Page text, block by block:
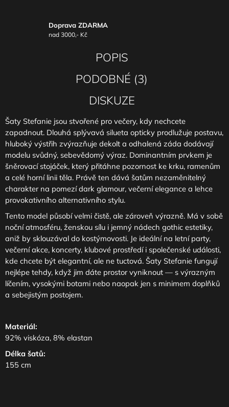
Doprava ZDARMA
nad 3000,- Kč
POPIS
PODOBNÉ (3)
DISKUZE
Šaty Stefanie jsou stvořené pro večery, kdy nechcete
zapadnout. Dlouhá splývavá silueta opticky prodlužuje postavu,
hluboký výstřih zvýrazňuje dekolt a odhalená záda dodávají
modelu svůdný, sebevědomý výraz. Dominantním prvkem je
šněrovací stojáček, který přitáhne pozornost ke krku, ramenům
a celé horní linii těla. Právě ten dává šatům nezaměnitelný
charakter na pomezí dark glamour, večerní elegance a lehce
provokativního alternativního stylu.
Tento model působí velmi čistě, ale zároveň výrazně. Má v sobě
noční atmosféru, ženskou sílu i jemný nádech gothic estetiky,
aniž by sklouzával do kostýmovosti. Je ideální na letní party,
večerní akce, koncerty, klubové prostředí i společenské události,
kde chcete být elegantní, ale ne tuctová. Šaty Stefanie fungují
nejlépe tehdy, když jim dáte prostor vyniknout — s výrazným
líčením, vysokými botami nebo naopak jen s minimem doplňků
a sebejistým postojem.
Materiál:
92% viskóza, 8% elastan
Délka šatů:
155 cm